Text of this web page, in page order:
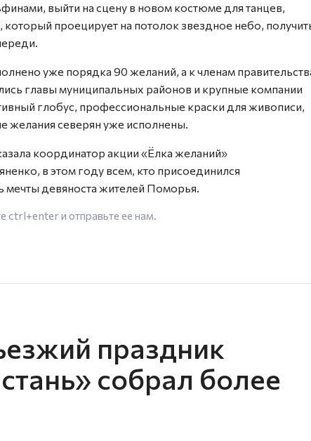
выйти на сцену в новом костюме для танцев,
который проецирует на потолок звездное небо,
уже порядка 90 желаний, а к членам
главы муниципальных районов и крупные компании
глобус, профессиональные краски для живописи,
желания северян уже исполнены.
координатор акции «Ёлка желаний»
в этом году всем, кто присоединился
мечты девяноста жителей Поморья.
ctrl+enterи отправьте ее нам.
праздник
собрал более